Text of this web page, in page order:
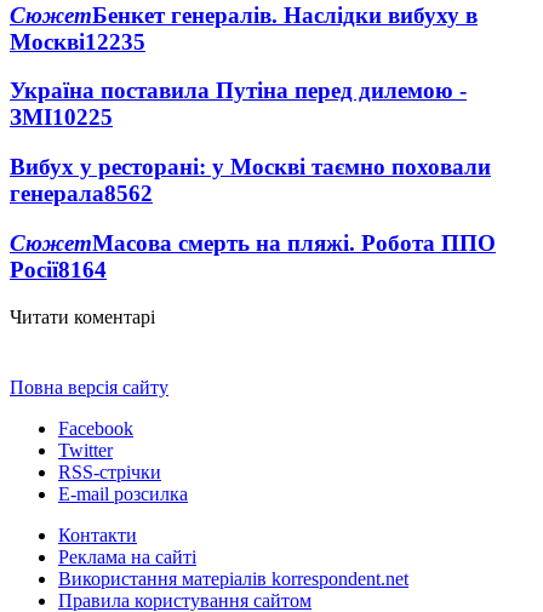
СюжетБенкет генералів. Наслідки вибуху в
Москві12235
Україна поставила Путіна перед дилемою -
ЗМІ10225
Вибух у ресторані: у Москві таємно поховали
генерала8562
СюжетМасова смерть на пляжі. Робота ППО
Росії8164
Читати коментарі
Повна версія сайту
Facebook
Twitter
RSS-стрічки
E-mail розсилка
Контакти
Реклама на сайті
Використання матеріалів korrespondent.net
Правила користування сайтом